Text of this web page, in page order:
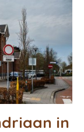
in